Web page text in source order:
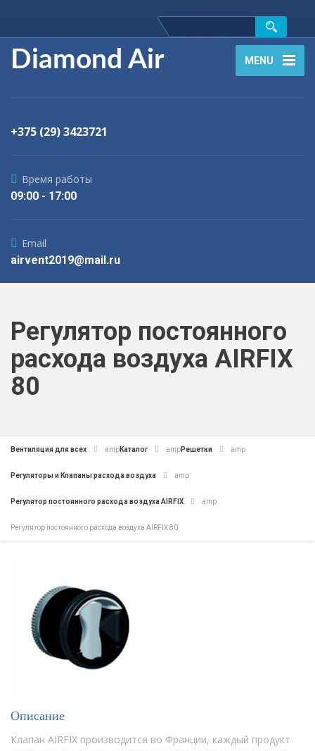
Diamond Air MENU
+375 (29) 3423721
Время работы
09:00 - 17:00
Email
airvent2019@mail.ru
Регулятор постоянного
расхода воздуха AIRFIX
80
Вентиляция для всех ampКаталог ampРешетки amp
Регуляторы и Клапаны расхода воздуха amp
Регулятор постоянного расхода воздуха AIRFIX amp
Регулятор постоянного расхода воздуха AIRFIX 80
Описание
Клапан AIRFIX производится во Франции, каждый продукт